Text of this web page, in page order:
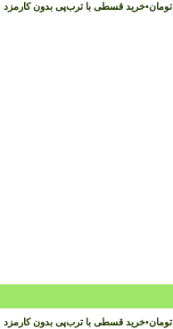
تومان•خرید قسطی با ترب‌پی بدون کارمزد
تومان•خرید قسطی با ترب‌پی بدون کارمزد